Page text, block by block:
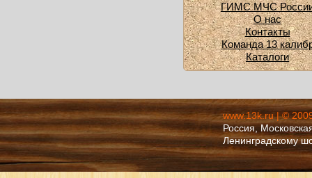
ГИМС МЧС
О нас
Контакты
Команда 13
Каталоги
www.13k.ru | ©
Россия,
Ленинградскому